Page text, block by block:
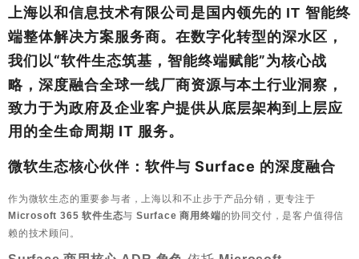
上海以和信息技术有限公司是国内领先的 IT 智能终
端整体解决方案服务商。在数字化转型的深水区，
我们以“软件生态筑基，智能终端赋能”为核心战
略，深度融合全球一线厂商资源与本土行业洞察，
致力于为政府及企业客户提供从底层架构到上层应
用的全生命周期 IT 服务。
微软生态核心伙伴：软件与 Surface 的深度融合
作为微软生态的重要参与者，上海以和不止步于产品分销，更专注于
Microsoft 365 软件生态与Surface 商用终端的协同交付，是客户值得信
赖的技术顾问。